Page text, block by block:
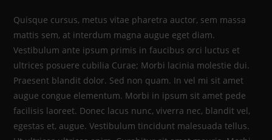
Quisque cursus, metus vitae pharetra auctor, sem massa
mattis sem, at interdum magna augue eget diam.
Vestibulum ante ipsum primis in faucibus orci luctus et
ultrices posuere cubilia Curae; Morbi lacinia molestie dui.
Praesent blandit dolor. Sed non quam. In vel mi sit amet
augue congue elementum. Morbi in ipsum sit amet pede
facilisis laoreet. Donec lacus nunc, viverra nec, blandit vel,
egestas et, augue. Vestibulum tincidunt malesuada tellus.